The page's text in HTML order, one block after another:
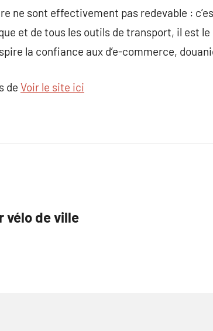
ne sont effectivement pas redevable :
et de tous les outils de transport, il est
la confiance aux d’e-commerce,
de Voir le site ici
vélo de ville